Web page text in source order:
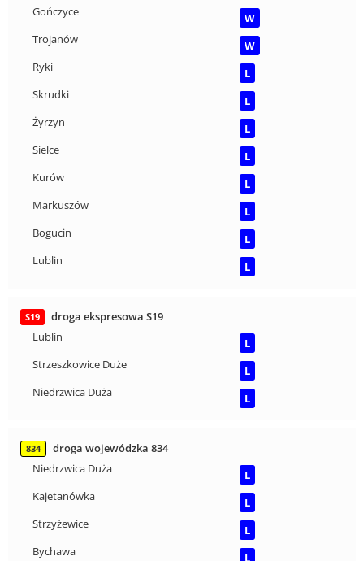
Gończyce
W
Trojanów
W
Ryki
L
Skrudki
L
Żyrzyn
L
Sielce
L
Kurów
L
Markuszów
L
Bogucin
L
Lublin
L
S19
droga ekspresowa S19
Lublin
L
Strzeszkowice Duże
L
Niedrzwica Duża
L
834
droga wojewódzka 834
Niedrzwica Duża
L
Kajetanówka
L
Strzyżewice
L
Bychawa
L